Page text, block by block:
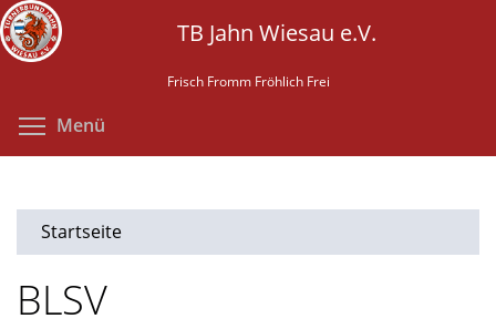
Direkt
zum
Inhalt
TB Jahn Wiesau e.V.
Frisch Fromm Fröhlich Frei
Menü
Startseite
BLSV